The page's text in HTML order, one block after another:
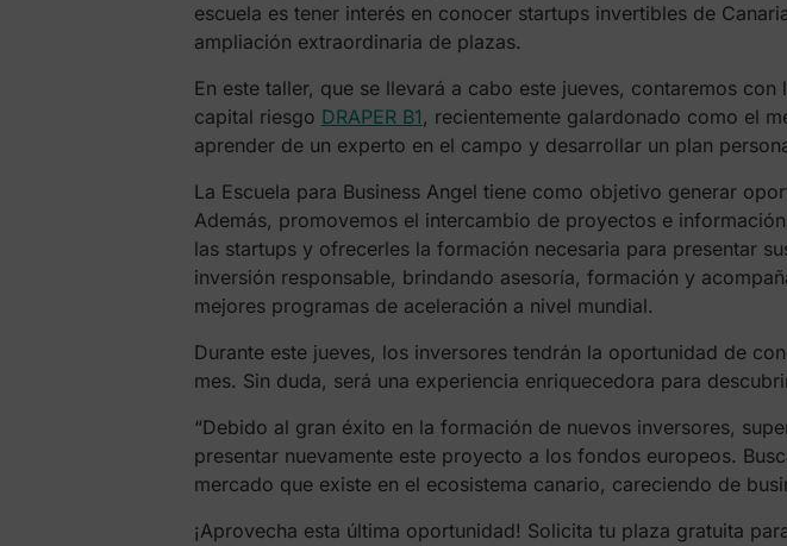
escuela es tener interés en conocer startups invertibles de
ampliación extraordinaria de plazas.
En este taller, que se llevará a cabo este jueves, contaremos
capital riesgo DRAPER B1, recientemente galardonado como el
aprender de un experto en el campo y desarrollar un plan
La Escuela para Business Angel tiene como objetivo generar
Además, promovemos el intercambio de proyectos e
las startups y ofrecerles la formación necesaria para presentar
inversión responsable, brindando asesoría, formación y
mejores programas de aceleración a nivel mundial.
Durante este jueves, los inversores tendrán la oportunidad de
mes. Sin duda, será una experiencia enriquecedora para
“Debido al gran éxito en la formación de nuevos inversores,
presentar nuevamente este proyecto a los fondos europeos.
mercado que existe en el ecosistema canario, careciendo de
¡Aprovecha esta última oportunidad! Solicita tu plaza gratuita